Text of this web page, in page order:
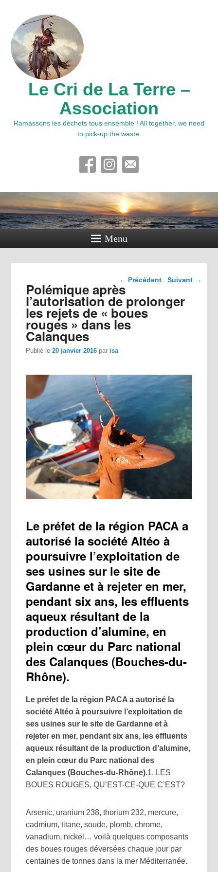
Le Cri de La Terre –
Association
Ramassons les déchets tous ensemble ! All together, we need
to pick-up the waste.
Menu
Navigation dans les
← Précédent Suivant →
Polémique après
l’autorisation de prolonger
les rejets de « boues
rouges » dans les
Calanques
Publié le20 janvier 2016 par isa
Le préfet de la région PACA a
autorisé la société Altéo à
poursuivre l’exploitation de
ses usines sur le site de
Gardanne et à rejeter en mer,
pendant six ans, les effluents
aqueux résultant de la
production d’alumine, en
plein cœur du Parc national
des Calanques (Bouches-du-
Rhône).
Le préfet de la région PACA a autorisé la
société Altéo à poursuivre l’exploitation de
ses usines sur le site de Gardanne et à
rejeter en mer, pendant six ans, les effluents
aqueux résultant de la production d’alumine,
en plein cœur du Parc national des
Calanques (Bouches-du-Rhône).1. LES
BOUES ROUGES, QU’EST-CE-QUE C’EST?
Arsenic, uranium 238, thorium 232, mercure,
cadmium, titane, soude, plomb, chrome,
vanadium, nickel… voilà quelques composants
des boues rouges déversées chaque jour par
centaines de tonnes dans la mer Méditerranée.